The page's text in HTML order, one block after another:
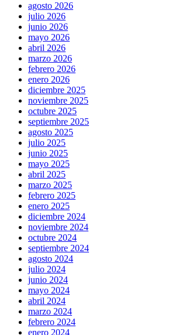
agosto 2026
julio 2026
junio 2026
mayo 2026
abril 2026
marzo 2026
febrero 2026
enero 2026
diciembre 2025
noviembre 2025
octubre 2025
septiembre 2025
agosto 2025
julio 2025
junio 2025
mayo 2025
abril 2025
marzo 2025
febrero 2025
enero 2025
diciembre 2024
noviembre 2024
octubre 2024
septiembre 2024
agosto 2024
julio 2024
junio 2024
mayo 2024
abril 2024
marzo 2024
febrero 2024
enero 2024